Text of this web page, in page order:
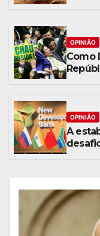
OPINIÃO
Como
OPINIÃO
A